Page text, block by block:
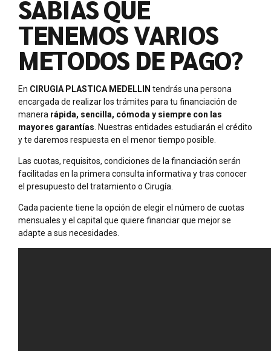
SABÍAS QUE
TENEMOS VARIOS
METODOS DE PAGO?
En CIRUGIA PLASTICA MEDELLIN tendrás una persona
encargada de realizar los trámites para tu financiación de
manera rápida, sencilla, cómoda y siempre con las
mayores garantías . Nuestras entidades estudiarán el crédito
y te daremos respuesta en el menor tiempo posible.
Las cuotas, requisitos, condiciones de la financiación serán
facilitadas en la primera consulta informativa y tras conocer
el presupuesto del tratamiento o Cirugía.
Cada paciente tiene la opción de elegir el número de cuotas
mensuales y el capital que quiere financiar que mejor se
adapte a sus necesidades.